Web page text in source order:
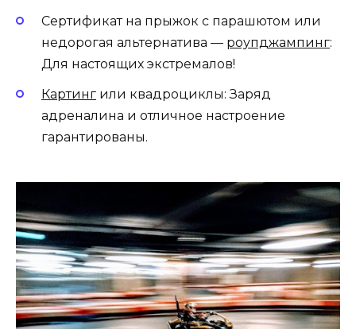
Сертификат на прыжок с парашютом или
недорогая альтернатива — роупджампинг:
Для настоящих экстремалов!
Картинг или квадроциклы: Заряд
адреналина и отличное настроение
гарантированы.